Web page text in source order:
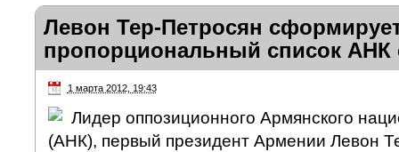
Левон Тер-Петросян
пропорциональный список АНК
1 марта 2012, 19:43
Лидер оппозиционного Армянского
(АНК), первый президент Армении Левон